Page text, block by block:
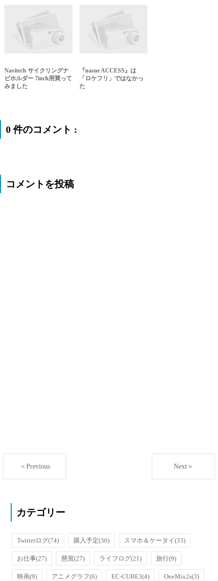
Navitech サイクリングナ
ビホルダー 7inch用買って
みました
『nasne ACCESS』は
「ロケフリ」ではなかっ
た
0 件のコメント :
コメントを投稿
＜Previous Next＞
カテゴリー
Twitterログ(74) 購入予定(36) スマホ＆ケータイ(33)
お仕事(27) 懸賞(27) ライフログ(21) 旅行(9)
映画(9) アニメグラフ(6) EC-CUBE3(4) OneMix2s(3)